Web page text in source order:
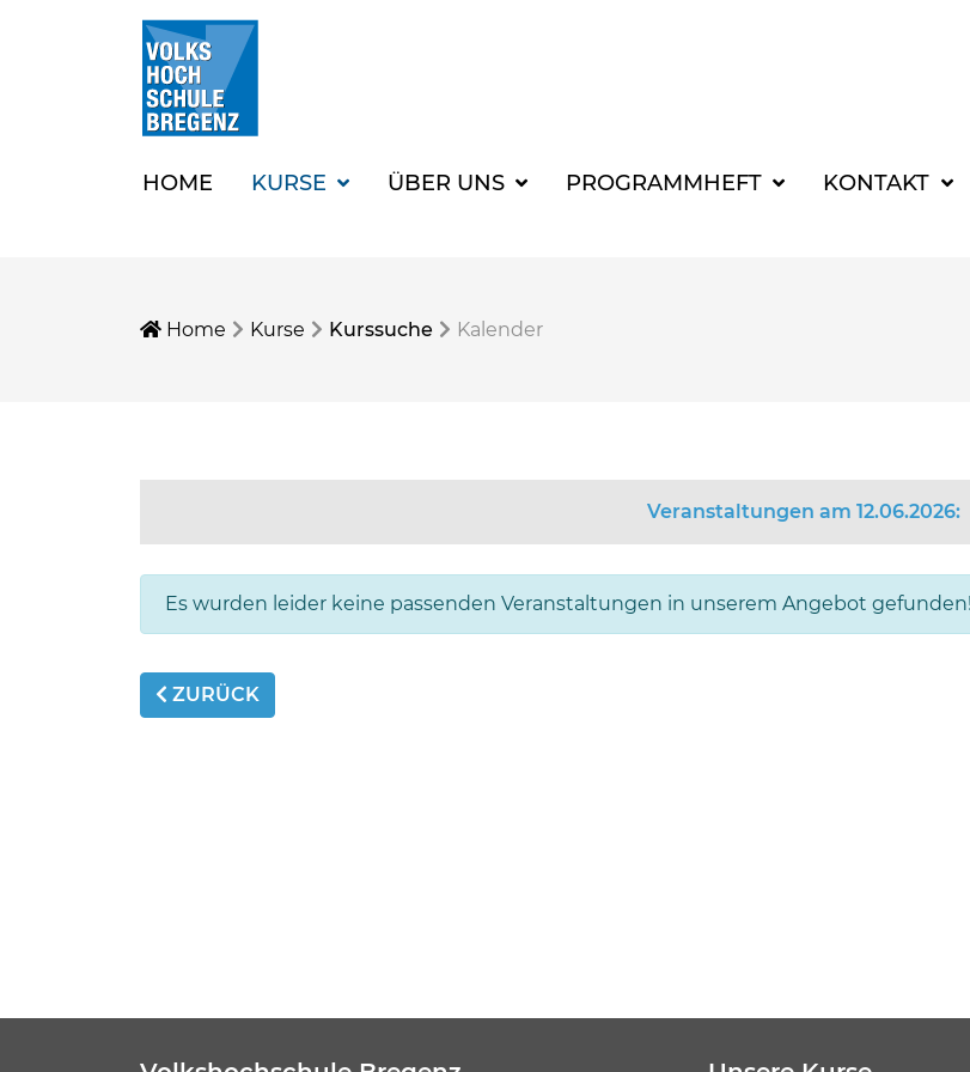
HOME KURSE ÜBER UNS PROGRAMMHEFT KONTAKT
Home Kurse Kurssuche Kalender
Veranstaltungen am 12.06.2026:
Es wurden leider keine passenden Veranstaltungen in unserem Angebot gefunden!
ZURÜCK